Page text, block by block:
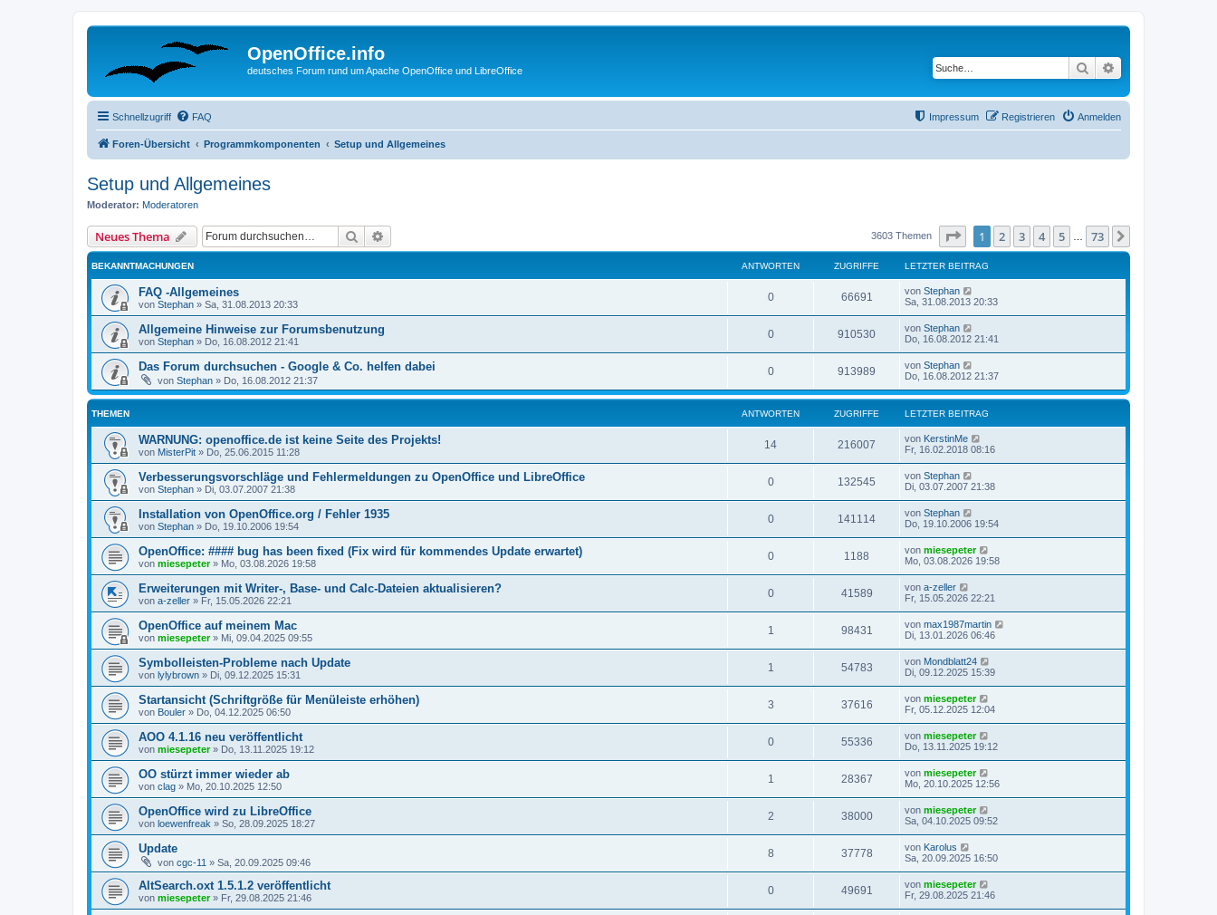
OpenOffice.info
deutsches Forum rund um Apache OpenOffice und LibreOffice Suche
Schnellzugriff FAQ Anmelden
Registrieren
Impressum
Foren-Übersicht Programmkomponenten Setup und Allgemeines
Setup und Allgemeines
Moderator: Moderatoren
Neues Thema Suche 3603 Themen Seite von73
1 2 3 4 5 73
BEKANNTMACHUNGEN ANTWORTEN ZUGRIFFE LETZTER BEITRAG
FAQ -Allgemeines
von Stephan » Sa, 31.08.2013 20:33
0 66691 von Stephan
Sa, 31.08.2013 20:33
Allgemeine Hinweise zur Forumsbenutzung
von Stephan » Do, 16.08.2012 21:41
0 910530 von Stephan
Do, 16.08.2012 21:41
Das Forum durchsuchen - Google & Co. helfen dabei
von Stephan » Do, 16.08.2012 21:37
0 913989 von Stephan
Do, 16.08.2012 21:37
THEMEN ANTWORTEN ZUGRIFFE LETZTER BEITRAG
WARNUNG: openoffice.de ist keine Seite des Projekts!
von MisterPit » Do, 25.06.2015 11:28
14 216007 von KerstinMe
Fr, 16.02.2018 08:16
Verbesserungsvorschläge und Fehlermeldungen zu OpenOffice und LibreOffice
von Stephan » Di, 03.07.2007 21:38
0 132545 von Stephan
Di, 03.07.2007 21:38
Installation von OpenOffice.org / Fehler 1935
von Stephan » Do, 19.10.2006 19:54
0 141114 von Stephan
Do, 19.10.2006 19:54
OpenOffice: #### bug has been fixed (Fix wird für kommendes Update erwartet)
von miesepeter» Mo, 03.08.2026 19:58
0 1188 von miesepeter
Mo, 03.08.2026 19:58
Erweiterungen mit Writer-, Base- und Calc-Dateien aktualisieren?
von a-zeller » Fr, 15.05.2026 22:21
0 41589 von a-zeller
Fr, 15.05.2026 22:21
OpenOffice auf meinem Mac
von miesepeter» Mi, 09.04.2025 09:55
1 98431 von max1987martin
Di, 13.01.2026 06:46
Symbolleisten-Probleme nach Update
von lylybrown » Di, 09.12.2025 15:31
1 54783 von Mondblatt24
Di, 09.12.2025 15:39
Startansicht (Schriftgröße für Menüleiste erhöhen)
von Bouler » Do, 04.12.2025 06:50
3 37616 von miesepeter
Fr, 05.12.2025 12:04
AOO 4.1.16 neu veröffentlicht
von miesepeter» Do, 13.11.2025 19:12
0 55336 von miesepeter
Do, 13.11.2025 19:12
OO stürzt immer wieder ab
von clag » Mo, 20.10.2025 12:50
1 28367 von miesepeter
Mo, 20.10.2025 12:56
OpenOffice wird zu LibreOffice
von loewenfreak » So, 28.09.2025 18:27
2 38000 von miesepeter
Sa, 04.10.2025 09:52
Update
von cgc-11 » Sa, 20.09.2025 09:46
8 37778 von Karolus
Sa, 20.09.2025 16:50
AltSearch.oxt 1.5.1.2 veröffentlicht
von miesepeter» Fr, 29.08.2025 21:46
0 49691 von miesepeter
Fr, 29.08.2025 21:46